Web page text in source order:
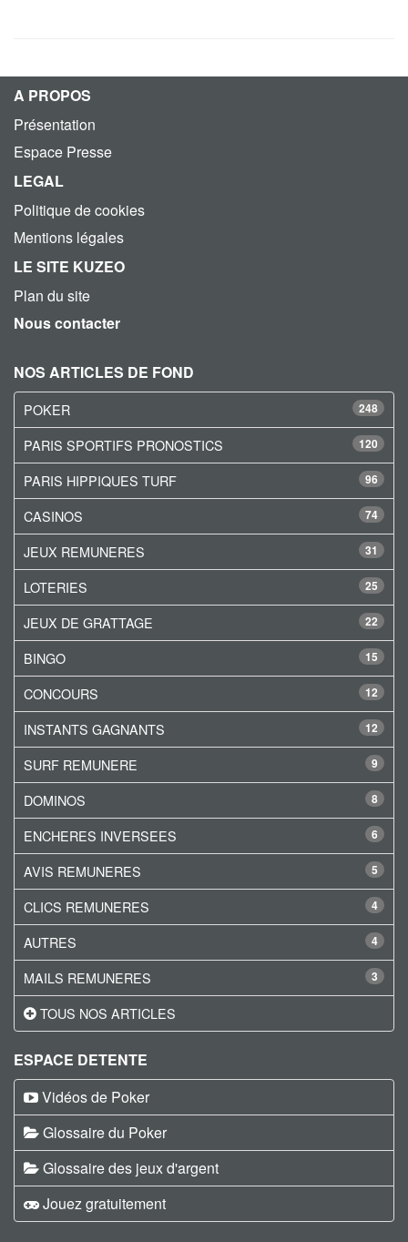
A PROPOS
Présentation
Espace Presse
LEGAL
Politique de cookies
Mentions légales
LE SITE KUZEO
Plan du site
Nous contacter
NOS ARTICLES DE FOND
248
POKER
120
PARIS SPORTIFS PRONOSTICS
96
PARIS HIPPIQUES TURF
74
CASINOS
31
JEUX REMUNERES
25
LOTERIES
22
JEUX DE GRATTAGE
15
BINGO
12
CONCOURS
12
INSTANTS GAGNANTS
9
SURF REMUNERE
8
DOMINOS
6
ENCHERES INVERSEES
5
AVIS REMUNERES
4
CLICS REMUNERES
4
AUTRES
3
MAILS REMUNERES
TOUS NOS ARTICLES
ESPACE DETENTE
Vidéos de Poker
Glossaire du Poker
Glossaire des jeux d'argent
Jouez gratuitement